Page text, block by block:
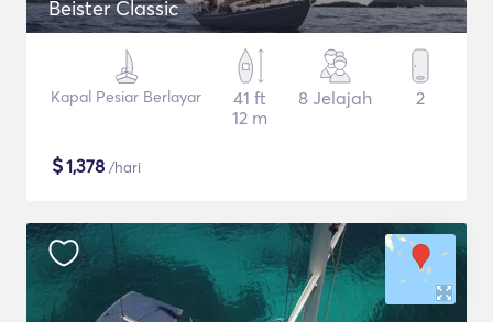
Beister Classic
Kapal Pesiar Berlayar
41 ft
12 m
8 Jelajah 2
$1,378 /hari